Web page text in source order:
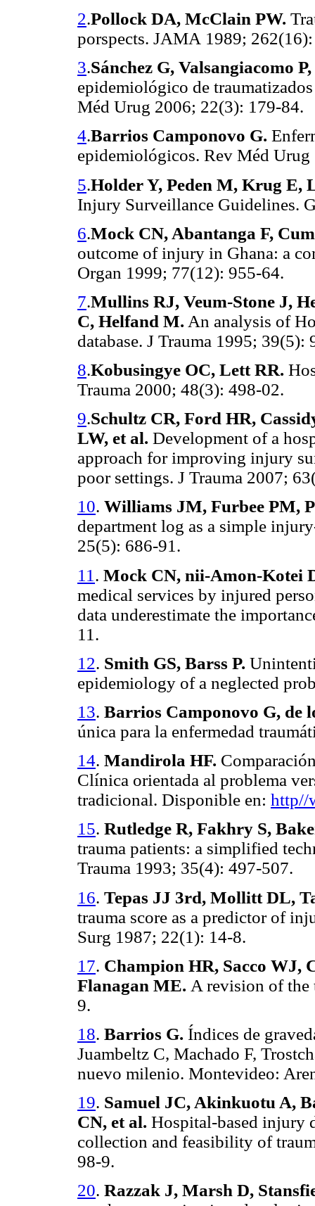
2.Pollock DA, McClain PW.
porspects. JAMA 1989;
3.Sánchez G, Valsangiacomo
epidemiológico de
Méd Urug 2006; 22(3): 179-84.
4.Barrios Camponovo G.
epidemiológicos. Rev Méd
5.Holder Y, Peden M, Krug E,
Injury Surveillance Guidelines.
6.Mock CN, Abantanga F,
outcome of injury in Ghana: a
Organ 1999; 77(12): 955-64.
7.Mullins RJ, Veum-Stone J,
C, Helfand M. An analysis of
database. J Trauma 1995; 39(5):
8.Kobusingye OC, Lett RR.
Trauma 2000; 48(3): 498-02.
9.Schultz CR, Ford HR,
LW, et al. Development of a
approach for improving injury
poor settings. J Trauma 2007;
10. Williams JM, Furbee PM,
department log as a simple
25(5): 686-91.
11 . Mock CN, nii-Amon-Kotei
medical services by injured
data underestimate the
11.
12. Smith GS, Barss P.
epidemiology of a neglected
13. Barrios Camponovo G, de
única para la enfermedad
14. Mandirola HF.
Clínica orientada al problema
tradicional. Disponible en: http//
15. Rutledge R, Fakhry S,
trauma patients: a simplified
Trauma 1993; 35(4): 497-507.
16. Tepas JJ 3rd, Mollitt DL,
trauma score as a predictor of
Surg 1987; 22(1): 14-8.
17. Champion HR, Sacco WJ,
Flanagan ME. A revision of the
9.
18. Barrios G. Índices de
Juambeltz C, Machado F,
nuevo milenio. Montevideo:
19. Samuel JC, Akinkuotu A,
CN, et al. Hospital-based injury
collection and feasibility of
98-9.
20. Razzak J, Marsh D,